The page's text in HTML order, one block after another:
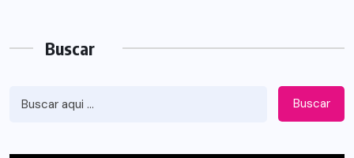
Buscar
Buscar